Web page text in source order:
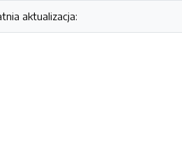
aktualizacja: